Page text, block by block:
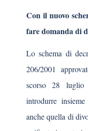
Con il nuovo
fare domanda di
Lo schema di
206/2001
scorso 28
introdurre
anche quella di